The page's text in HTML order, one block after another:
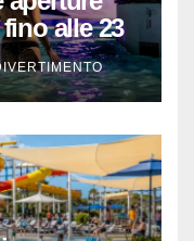
alle 23